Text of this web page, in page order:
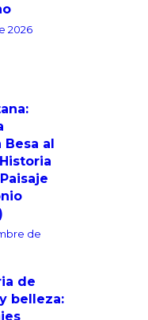
2026
al
de
de
belleza: